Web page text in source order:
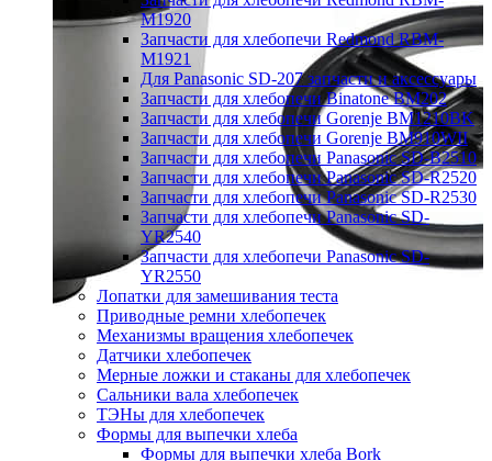
M1920
Запчасти для хлебопечи Redmond RBM-
M1921
Для Panasonic SD-207 запчасти и аксессуары
Запчасти для хлебопечи Binatone BM202
Запчасти для хлебопечи Gorenje BM1210BK
Запчасти для хлебопечи Gorenje BM910WII
Запчасти для хлебопечи Panasonic SD-B2510
Запчасти для хлебопечи Panasonic SD-R2520
Запчасти для хлебопечи Panasonic SD-R2530
Запчасти для хлебопечи Panasonic SD-
YR2540
Запчасти для хлебопечи Panasonic SD-
YR2550
Лопатки для замешивания теста
Приводные ремни хлебопечек
Механизмы вращения хлебопечек
Датчики хлебопечек
Мерные ложки и стаканы для хлебопечек
Сальники вала хлебопечек
ТЭНы для хлебопечек
Формы для выпечки хлеба
Формы для выпечки хлеба Bork